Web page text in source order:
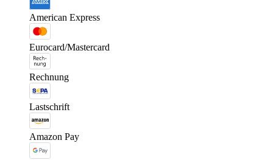
American Express
Eurocard/Mastercard
Rechnung
Lastschrift
Amazon Pay